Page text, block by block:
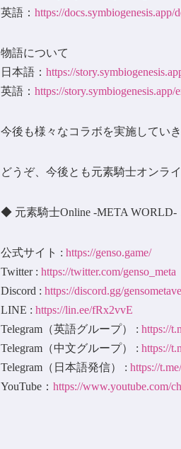
英語： https://docs.symbiogenesis.app/
物語について
日本語： https://
英語： https://story.symbiogenesis.app/
今後も様々なコラボを実施していき
どうぞ、今後とも元素騎士オンラ
◆ 元素騎士Online -META WORLD-
公式サイト : https://genso.game/
Twitter : https://twitter.com/genso_meta
Discord : https://discord.gg/
LINE : https://lin.ee/fRx2vvE
Telegram（英語グループ） : https://
Telegram（中文グループ） : https://
Telegram（日本語発信） : https://
YouTube： https://www.youtube.com/